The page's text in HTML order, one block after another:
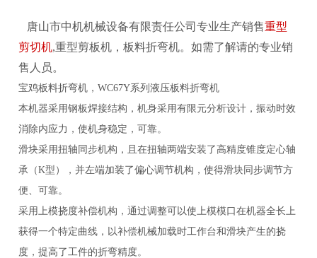
唐山市中机机械设备有限责任公司专业生产销售重型
剪切机,重型剪板机，板料折弯机。如需了解请的专业销
售人员。
宝鸡板料折弯机，WC67Y系列液压板料折弯机
本机器采用钢板焊接结构，机身采用有限元分析设计，振动时效
消除内应力，使机身稳定，可靠。
滑块采用扭轴同步机构，且在扭轴两端安装了高精度锥度定心轴
承（K型），并左端加装了偏心调节机构，使得滑块同步调节方
便、可靠。
采用上模挠度补偿机构，通过调整可以使上模模口在机器全长上
获得一个特定曲线，以补偿机械加载时工作台和滑块产生的挠
度，提高了工件的折弯精度。